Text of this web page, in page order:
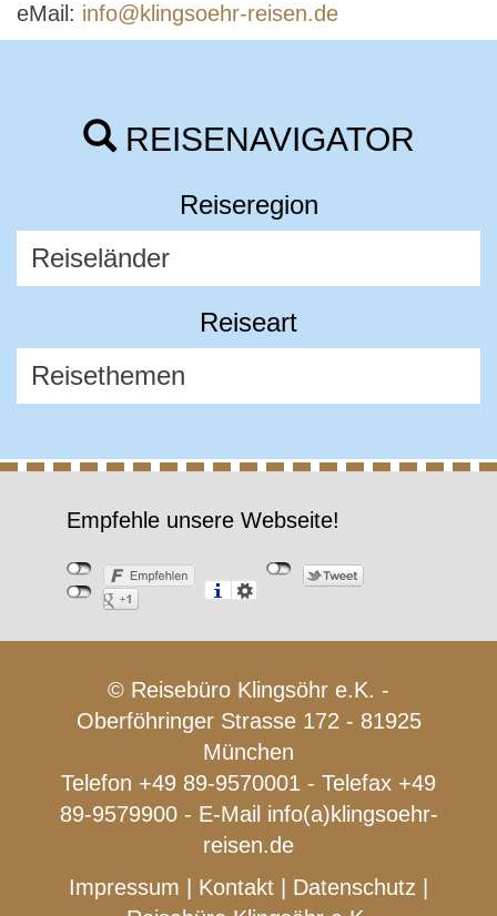
eMail: info@klingsoehr-reisen.de
REISENAVIGATOR
Reiseregion
Reiseart
Empfehle unsere Webseite!
© Reisebüro Klingsöhr e.K. -
Oberföhringer Strasse 172 - 81925
München
Telefon +49 89-9570001 - Telefax +49
89-9579900 - E-Mail info(a)klingsoehr-
reisen.de
Impressum
Kontakt Datenschutz